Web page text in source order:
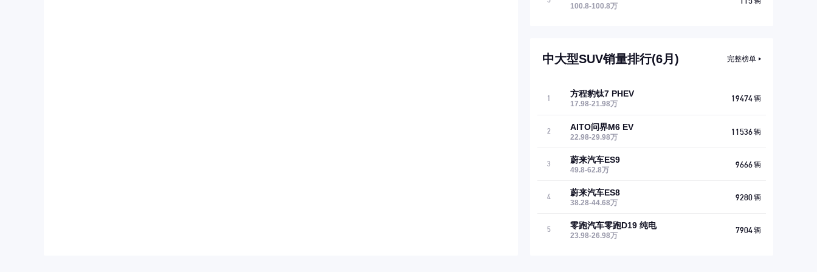
100.8-100.8万
中大型SUV销量排行(6月) 完整榜单
1 方程豹钛7 PHEV
17.98-21.98万
19474辆
2 AITO问界M6 EV
22.98-29.98万
11536辆
3 蔚来汽车ES9
49.8-62.8万
9666辆
4 蔚来汽车ES8
38.28-44.68万
9280辆
5 零跑汽车零跑D19 纯电
23.98-26.98万
7904辆